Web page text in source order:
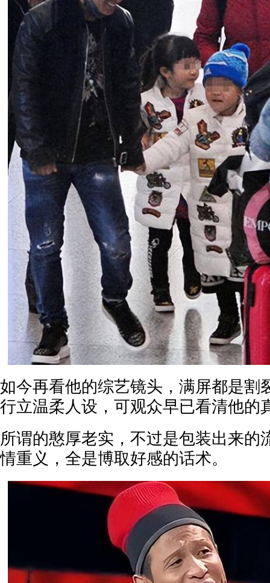
如今再看他的综艺镜头，满屏都是割
行立温柔人设，可观众早已看清他的
所谓的憨厚老实，不过是包装出来的
情重义，全是博取好感的话术。